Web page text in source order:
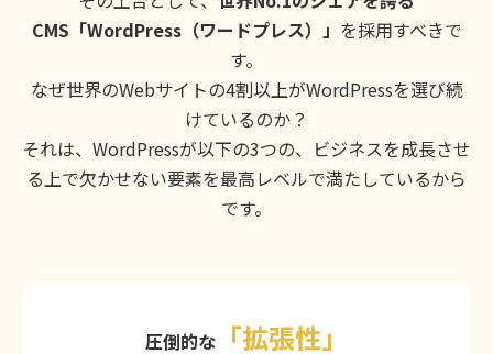
CMS「WordPress（ワードプレス）」 を採用すべきで
す。
なぜ世界のWebサイトの4割以上がWordPressを選び続
けているのか？
それは、WordPressが以下の3つの、ビジネスを成長させ
る上で欠かせない要素を最高レベルで満たしているから
です。
圧倒的な 「拡張性」